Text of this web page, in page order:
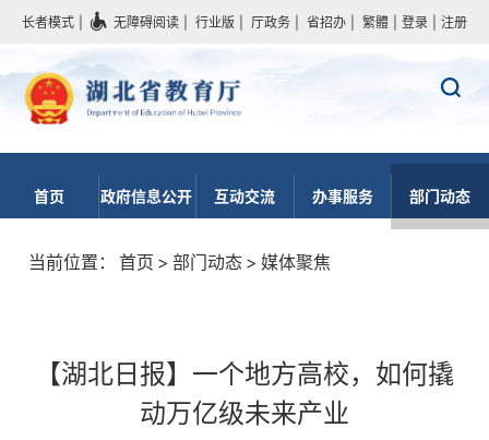
长者模式 无障碍阅读 行业版 厅政务 省招办 繁體 登录 注册
首页 政府信息公开 互动交流 办事服务 部门动态
当前位置： 首页 > 部门动态 > 媒体聚焦
【湖北日报】一个地方高校，如何撬
动万亿级未来产业